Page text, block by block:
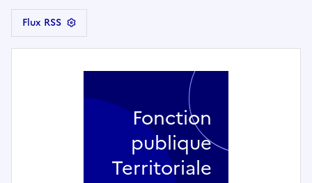
Flux RSS
Fonction
publique
Territoriale